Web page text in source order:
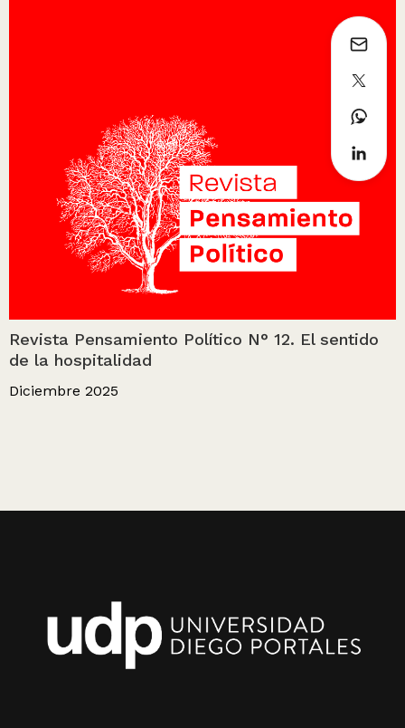
Revista Pensamiento Político N° 12. El sentido
de la hospitalidad
Diciembre 2025